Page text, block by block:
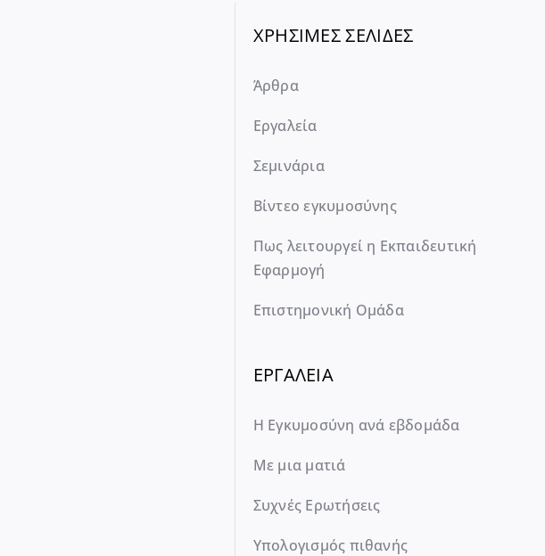
ΧΡΗΣΙΜΕΣ ΣΕΛΙΔΕΣ
Άρθρα
Εργαλεία
Σεμινάρια
Βίντεο εγκυμοσύνης
Πως λειτουργεί η Εκπαιδευτική
Εφαρμογή
Επιστημονική Ομάδα
ΕΡΓΑΛΕΙΑ
Η Εγκυμοσύνη ανά εβδομάδα
Με μια ματιά
Συχνές Ερωτήσεις
Υπολογισμός πιθανής